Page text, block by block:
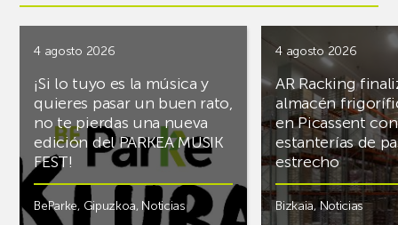
4 agosto 2026
¡Si lo tuyo es la música y
quieres pasar un buen rato,
no te pierdas una nueva
edición del PARKEA MUSIK
FEST!
BeParke, Gipuzkoa, Noticias
4 agosto 2026
AR Racking
almacén
en Picassent con
estanterías de
estrecho
Bizkaia,Noticias